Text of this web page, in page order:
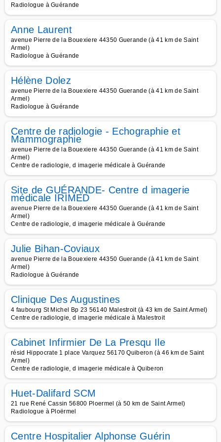
Radiologue à Guérande
Anne Laurent
avenue Pierre de la Bouexiere 44350 Guerande (à 41 km de Saint
Armel)
Radiologue à Guérande
Hélène Dolez
avenue Pierre de la Bouexiere 44350 Guerande (à 41 km de Saint
Armel)
Radiologue à Guérande
Centre de radiologie - Echographie et
Mammographie
avenue Pierre de la Bouexiere 44350 Guerande (à 41 km de Saint
Armel)
Centre de radiologie, d imagerie médicale à Guérande
Site de GUÉRANDE- Centre d imagerie
médicale IRIMED
avenue Pierre de la Bouexiere 44350 Guerande (à 41 km de Saint
Armel)
Centre de radiologie, d imagerie médicale à Guérande
Julie Bihan-Coviaux
avenue Pierre de la Bouexiere 44350 Guerande (à 41 km de Saint
Armel)
Radiologue à Guérande
Clinique Des Augustines
4 faubourg St Michel Bp 23 56140 Malestroit (à 43 km de Saint Armel)
Centre de radiologie, d imagerie médicale à Malestroit
Cabinet Infirmier De La Presqu Ile
résid Hippocrate 1 place Varquez 56170 Quiberon (à 46 km de Saint
Armel)
Centre de radiologie, d imagerie médicale à Quiberon
Huet-Dalifard SCM
21 rue René Cassin 56800 Ploermel (à 50 km de Saint Armel)
Radiologue à Ploërmel
Centre Hospitalier Alphonse Guérin